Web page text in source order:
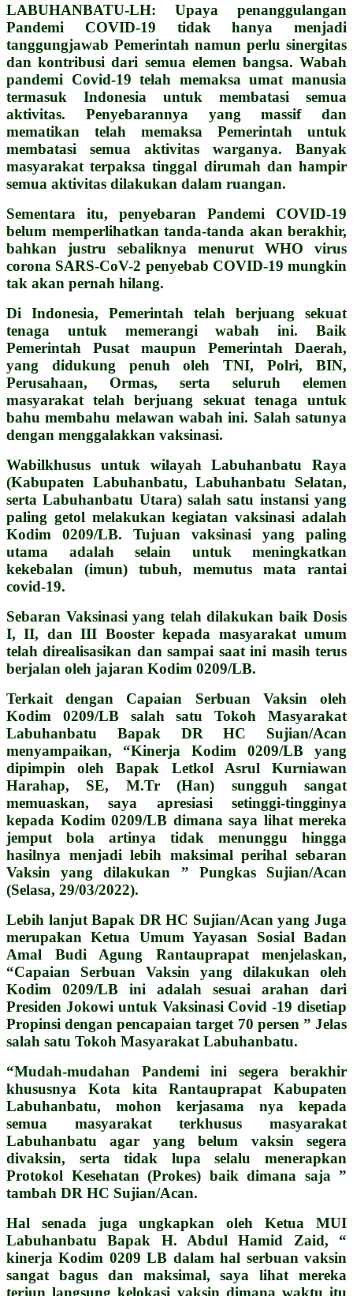
LABUHANBATU-LH: Upaya penanggulangan
Pandemi COVID-19 tidak hanya menjadi
tanggungjawab Pemerintah namun perlu sinergitas
dan kontribusi dari semua elemen bangsa. Wabah
pandemi Covid-19 telah memaksa umat manusia
termasuk Indonesia untuk membatasi semua
aktivitas. Penyebarannya yang massif dan
mematikan telah memaksa Pemerintah untuk
membatasi semua aktivitas warganya. Banyak
masyarakat terpaksa tinggal dirumah dan hampir
semua aktivitas dilakukan dalam ruangan.
Sementara itu, penyebaran Pandemi COVID-19
belum memperlihatkan tanda-tanda akan berakhir,
bahkan justru sebaliknya menurut WHO virus
corona SARS-CoV-2 penyebab COVID-19 mungkin
tak akan pernah hilang.
Di Indonesia, Pemerintah telah berjuang sekuat
tenaga untuk memerangi wabah ini. Baik
Pemerintah Pusat maupun Pemerintah Daerah,
yang didukung penuh oleh TNI, Polri, BIN,
Perusahaan, Ormas, serta seluruh elemen
masyarakat telah berjuang sekuat tenaga untuk
bahu membahu melawan wabah ini. Salah satunya
dengan menggalakkan vaksinasi.
Wabilkhusus untuk wilayah Labuhanbatu Raya
(Kabupaten Labuhanbatu, Labuhanbatu Selatan,
serta Labuhanbatu Utara) salah satu instansi yang
paling getol melakukan kegiatan vaksinasi adalah
Kodim 0209/LB. Tujuan vaksinasi yang paling
utama adalah selain untuk meningkatkan
kekebalan (imun) tubuh, memutus mata rantai
covid-19.
Sebaran Vaksinasi yang telah dilakukan baik Dosis
I, II, dan III Booster kepada masyarakat umum
telah direalisasikan dan sampai saat ini masih terus
berjalan oleh jajaran Kodim 0209/LB.
Terkait dengan Capaian Serbuan Vaksin oleh
Kodim 0209/LB salah satu Tokoh Masyarakat
Labuhanbatu Bapak DR HC Sujian/Acan
menyampaikan, “Kinerja Kodim 0209/LB yang
dipimpin oleh Bapak Letkol Asrul Kurniawan
Harahap, SE, M.Tr (Han) sungguh sangat
memuaskan, saya apresiasi setinggi-tingginya
kepada Kodim 0209/LB dimana saya lihat mereka
jemput bola artinya tidak menunggu hingga
hasilnya menjadi lebih maksimal perihal sebaran
Vaksin yang dilakukan ” Pungkas Sujian/Acan
(Selasa, 29/03/2022).
Lebih lanjut Bapak DR HC Sujian/Acan yang Juga
merupakan Ketua Umum Yayasan Sosial Badan
Amal Budi Agung Rantauprapat menjelaskan,
“Capaian Serbuan Vaksin yang dilakukan oleh
Kodim 0209/LB ini adalah sesuai arahan dari
Presiden Jokowi untuk Vaksinasi Covid -19 disetiap
Propinsi dengan pencapaian target 70 persen ” Jelas
salah satu Tokoh Masyarakat Labuhanbatu.
“Mudah-mudahan Pandemi ini segera berakhir
khususnya Kota kita Rantauprapat Kabupaten
Labuhanbatu, mohon kerjasama nya kepada
semua masyarakat terkhusus masyarakat
Labuhanbatu agar yang belum vaksin segera
divaksin, serta tidak lupa selalu menerapkan
Protokol Kesehatan (Prokes) baik dimana saja ”
tambah DR HC Sujian/Acan.
Hal senada juga ungkapkan oleh Ketua MUI
Labuhanbatu Bapak H. Abdul Hamid Zaid, “
kinerja Kodim 0209 LB dalam hal serbuan vaksin
sangat bagus dan maksimal, saya lihat mereka
terjun langsung kelokasi vaksin dimana waktu itu